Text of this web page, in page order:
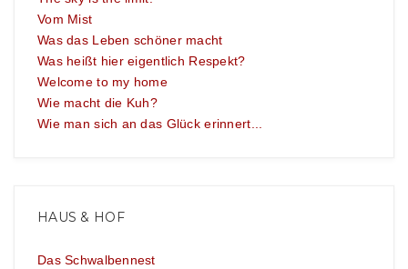
Vom Mist
Was das Leben schöner macht
Was heißt hier eigentlich Respekt?
Welcome to my home
Wie macht die Kuh?
Wie man sich an das Glück erinnert...
HAUS & HOF
Das Schwalbennest